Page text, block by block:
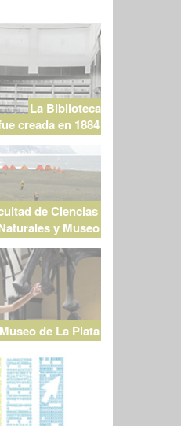
La Biblioteca
creada en 1884
de Ciencias
y Museo
Museo de La Plata